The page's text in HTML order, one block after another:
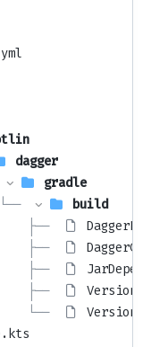
dagger
gradle
build
├──
├──
├──
├──
└──